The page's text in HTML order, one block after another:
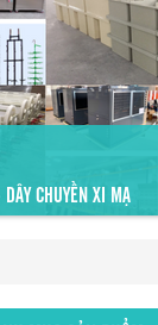
CHUYỀN XI MẠ